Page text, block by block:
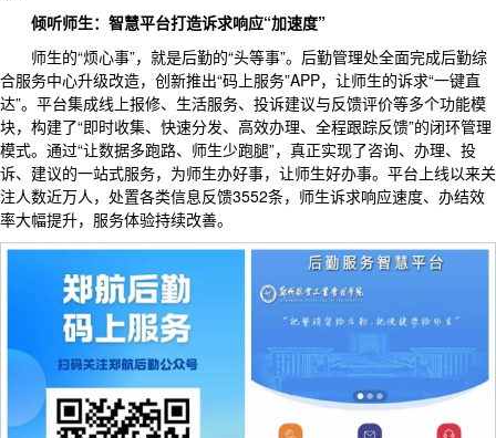
倾听师生：智慧平台打造诉求响应“加速度”
师生的“烦心事”，就是后勤的“头等事”。后勤管理处全面完成后勤综
合服务中心升级改造，创新推出“码上服务”APP，让师生的诉求“一键直
达”。平台集成线上报修、生活服务、投诉建议与反馈评价等多个功能模
块，构建了“即时收集、快速分发、高效办理、全程跟踪反馈”的闭环管理
模式。通过“让数据多跑路、师生少跑腿”，真正实现了咨询、办理、投
诉、建议的一站式服务，为师生办好事，让师生好办事。平台上线以来关
注人数近万人，处置各类信息反馈3552条，师生诉求响应速度、办结效
率大幅提升，服务体验持续改善。